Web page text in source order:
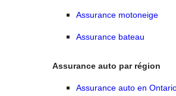
Assurance motoneige
Assurance bateau
Assurance auto par région
Assurance auto en